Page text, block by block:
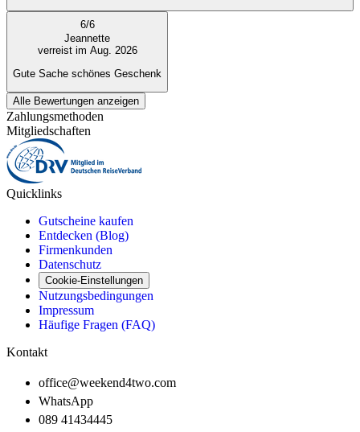
6/6
Jeannette
verreist im Aug. 2026
Gute Sache schönes Geschenk
Alle Bewertungen anzeigen
Zahlungsmethoden
Mitgliedschaften
Quicklinks
Gutscheine kaufen
Entdecken (Blog)
Firmenkunden
Datenschutz
Cookie-Einstellungen
Nutzungsbedingungen
Impressum
Häufige Fragen (FAQ)
Kontakt
office@weekend4two.com
WhatsApp
089 41434445